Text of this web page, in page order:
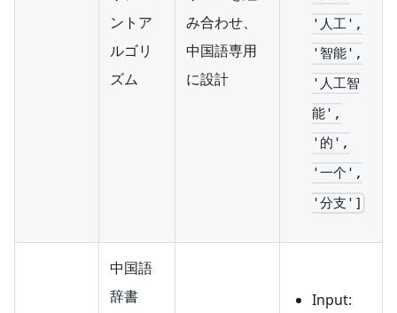
ントア
ルゴリ
ズム
み合わせ、
中国語専用
に設計
'人工',
'智能',
'人工智
能',
'的',
'一个',
'分支']
中国語
辞書
Input: